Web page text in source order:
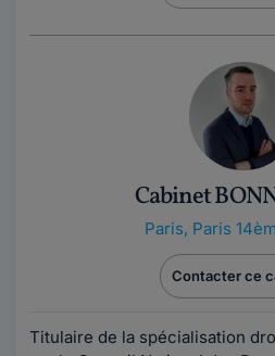
Cabinet
Paris, Paris
Contacter ce
Titulaire de la spécialisation